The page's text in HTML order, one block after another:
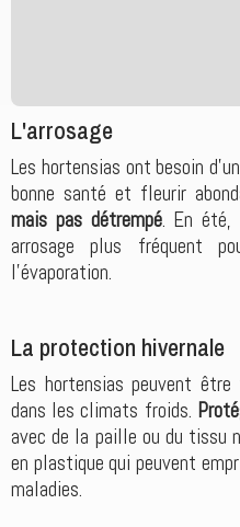
L'arrosage
Les hortensias ont besoin
bonne santé et fleurir
mais pas détrempé. En été,
arrosage plus fréquent
l'évaporation.
La protection hivernale
Les hortensias peuvent
dans les climats froids.
avec de la paille ou du tissu
en plastique qui peuvent
maladies.